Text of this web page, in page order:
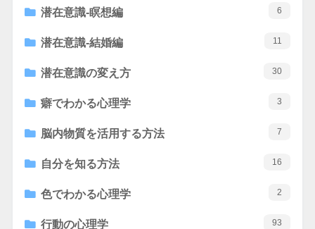
潜在意識-瞑想編 6
潜在意識-結婚編 11
潜在意識の変え方 30
癖でわかる心理学 3
脳内物質を活用する方法 7
自分を知る方法 16
色でわかる心理学 2
行動の心理学 93